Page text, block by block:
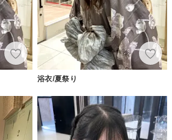
浴衣/夏祭り